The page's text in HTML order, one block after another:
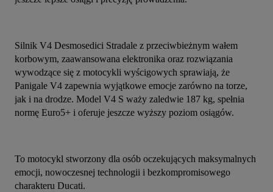
Silnik V4 Desmosedici Stradale z przeciwbieżnym wałem
korbowym, zaawansowana elektronika oraz rozwiązania
wywodzące się z motocykli wyścigowych sprawiają, że
Panigale V4 zapewnia wyjątkowe emocje zarówno na torze,
jak i na drodze. Model V4 S waży zaledwie 187 kg, spełnia
normę Euro5+ i oferuje jeszcze wyższy poziom osiągów.
To motocykl stworzony dla osób oczekujących maksymalnych
emocji, nowoczesnej technologii i bezkompromisowego
charakteru Ducati.